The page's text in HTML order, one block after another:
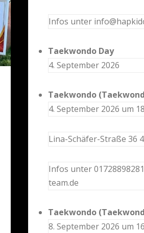
Infos unter
Taekwondo Day
4. September 2026
Taekwondo
4. September 2026 um
Lina-Schäfer-Straße 36
Infos unter
team.de
Taekwondo
8. September 2026 um